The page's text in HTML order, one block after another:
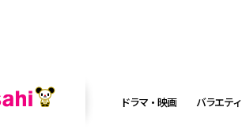
ドラマ・映画 バラエティ